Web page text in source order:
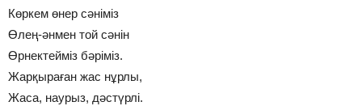
Көркем өнер сәніміз
Өлең-әнмен той сәнін
Өрнектейміз бәріміз.
Жарқыраған жас нұрлы,
Жаса, наурыз, дәстүрлі.